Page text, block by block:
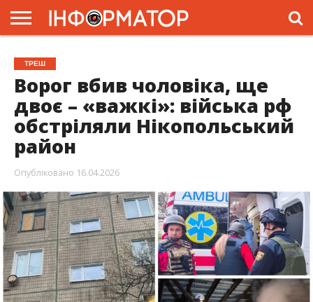
ГОЛОВНА
ЖИТТЯ
ВЛАДА
ГРОШІ
ТРЕШ
ПРЕС-
РЕЛІЗИ
РЕКЛАМА
ПРОЕКТИ
ТРЕШ
Ворог вбив чоловіка, ще
двоє – «важкі»: війська рф
обстріляли Нікопольський
район
Опубліковано 16.04.2026